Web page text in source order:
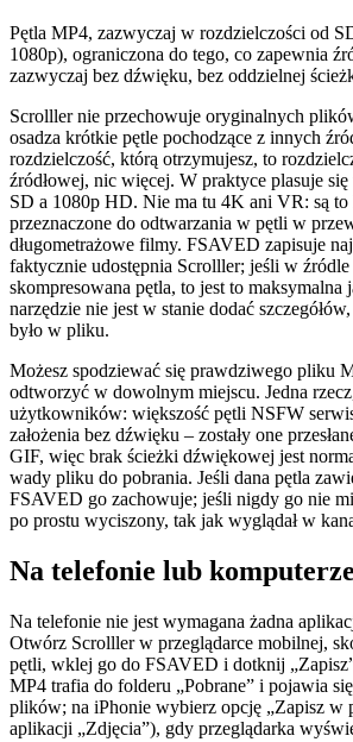
Pętla MP4, zazwyczaj w rozdzielczości od
1080p), ograniczona do tego, co zapewnia
zazwyczaj bez dźwięku, bez oddzielnej
Scrolller nie przechowuje oryginalnych
osadza krótkie pętle pochodzące z innych
rozdzielczość, którą otrzymujesz, to
źródłowej, nic więcej. W praktyce plasuje
SD a 1080p HD. Nie ma tu 4K ani VR: są
przeznaczone do odtwarzania w pętli w
długometrażowe filmy. FSAVED zapisuje
faktycznie udostępnia Scrolller; jeśli w
skompresowana pętla, to jest to maksymalna
narzędzie nie jest w stanie dodać
było w pliku.
Możesz spodziewać się prawdziwego pliku
odtworzyć w dowolnym miejscu. Jedna
użytkowników: większość pętli NSFW
założenia bez dźwięku – zostały one
GIF, więc brak ścieżki dźwiękowej jest
wady pliku do pobrania. Jeśli dana pętla
FSAVED go zachowuje; jeśli nigdy go nie
po prostu wyciszony, tak jak wyglądał w
Na telefonie lub komputerze
Na telefonie nie jest wymagana żadna
Otwórz Scrolller w przeglądarce mobilnej,
pętli, wklej go do FSAVED i dotknij
MP4 trafia do folderu „Pobrane” i pojawia
plików; na iPhonie wybierz opcję „Zapisz w
aplikacji „Zdjęcia”), gdy przeglądarka